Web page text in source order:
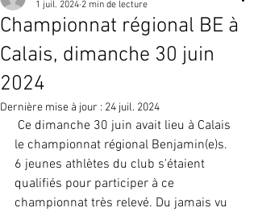
Championnat régional BE à
Calais, dimanche 30 juin
2024
1 juil. 2024 2 min de lecture
Dernière mise à jour : 24 juil. 2024
le championnat régional Benjamin(e)s.
6 jeunes athlètes du club s'étaient
qualifiés pour participer à ce
championnat très relevé. Du jamais vu